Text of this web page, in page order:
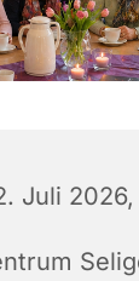
Juli 2026,